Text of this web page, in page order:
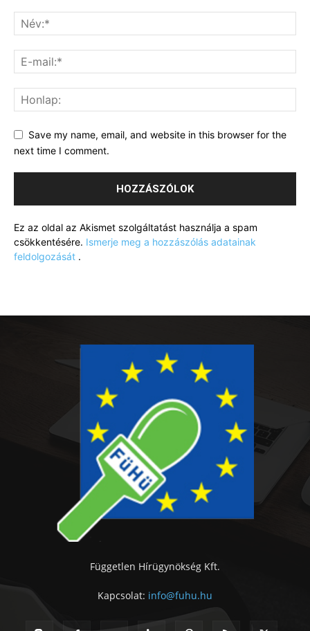
Save my name, email, and website in this browser for the
next time I comment.
Ez az oldal az Akismet szolgáltatást használja a spam
csökkentésére. Ismerje meg a hozzászólás adatainak
feldolgozását .
Független Hírügynökség Kft.
Kapcsolat: info@fuhu.hu